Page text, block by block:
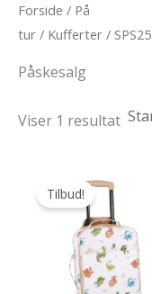
Forside / På
tur / Kufferter / SPS25
Påskesalg
Viser 1 resultat
Tilbud!